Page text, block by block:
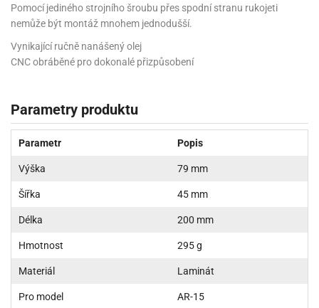
Pomocí jediného strojního šroubu přes spodní stranu rukojeti
nemůže být montáž mnohem jednodušší.
Vynikající ručně nanášený olej
CNC obráběné pro dokonalé přizpůsobení
Parametry produktu
Parametr Popis
Výška 79 mm
Šířka 45 mm
Délka 200 mm
Hmotnost 295 g
Materiál Laminát
Pro model AR-15